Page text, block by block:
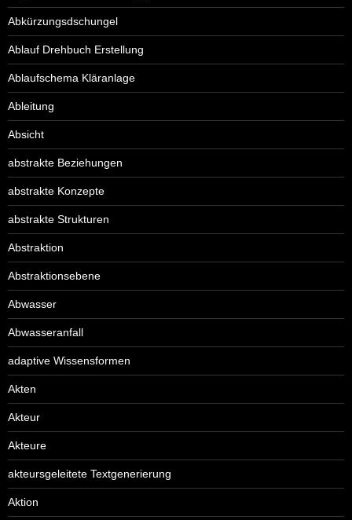
Abkürzungsdschungel
Ablauf Drehbuch Erstellung
Ablaufschema Kläranlage
Ableitung
Absicht
abstrakte Beziehungen
abstrakte Konzepte
abstrakte Strukturen
Abstraktion
Abstraktionsebene
Abwasser
Abwasseranfall
adaptive Wissensformen
Akten
Akteur
Akteure
akteursgeleitete Textgenerierung
Aktion